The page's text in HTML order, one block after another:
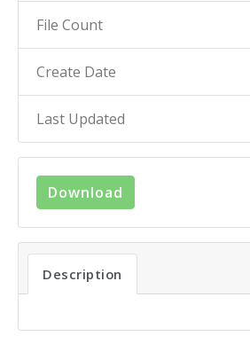
File Count
Create Date
Last Updated
Download
Description